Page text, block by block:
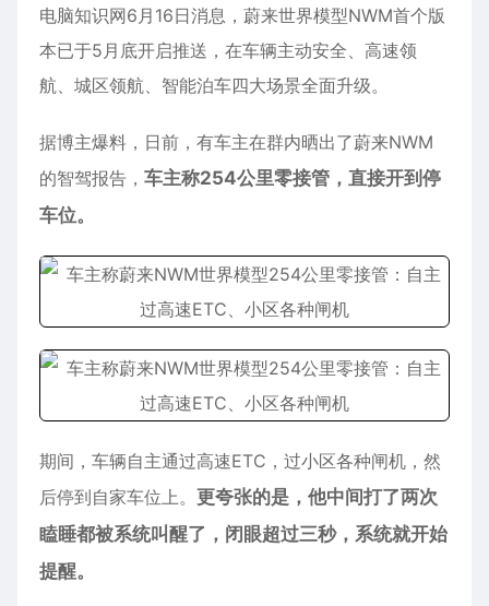
电脑知识网6月16日消息， 蔚来世界模型NWM首个版
本已于5月底开启推送，在车辆主动安全、高速领
航、城区领航、智能泊车四大场景全面升级。
据博主爆料，日前，有车主在群内晒出了蔚来NWM
的智驾报告， 车主称254公里零接管，直接开到停
车位。
期间，车辆自主通过高速ETC，过小区各种闸机，然
后停到自家车位上。 更夸张的是，他中间打了两次
瞌睡都被系统叫醒了，闭眼超过三秒，系统就开始
提醒。